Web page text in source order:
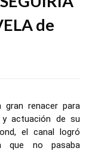
de
gran renacer para
actuación de su
el canal logró
que no pasaba